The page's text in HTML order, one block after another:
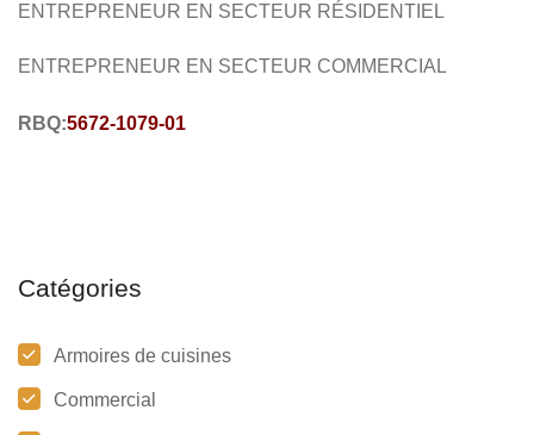
RÉSIDENTIEL COMMERCIAL
ENTREPRENEUR EN SECTEUR RÉSIDENTIE L
ENTREPRENEUR EN SECTEUR COMMERCIAL
RBQ:5672-1079-01
Catégories
Armoires de cuisines
Commercial